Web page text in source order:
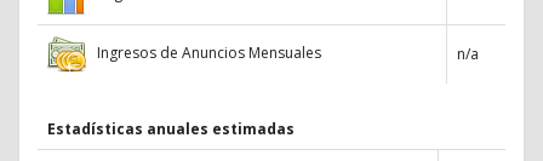
Ingresos de Anuncios Mensuales n/a
Estadísticas anuales estimadas